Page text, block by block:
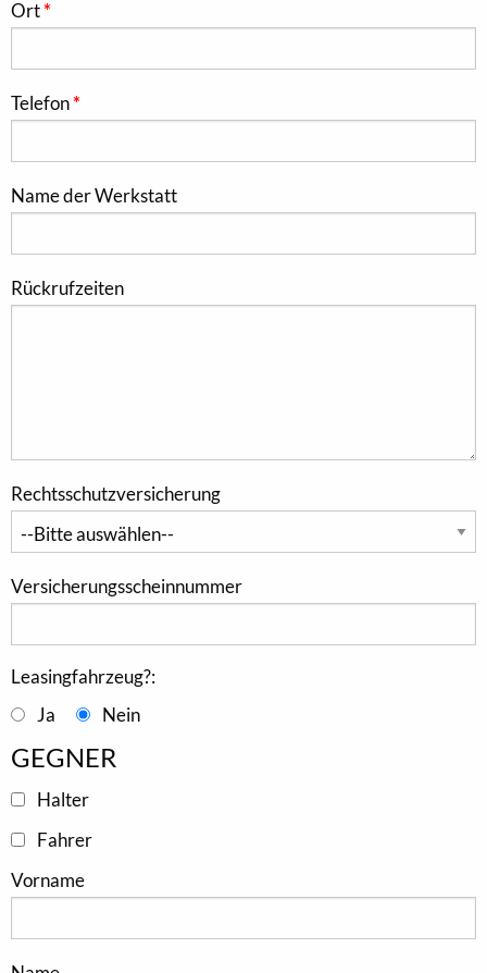
Ort
Telefon
Name der Werkstatt
Rückrufzeiten
Rechtsschutzversicherung
Versicherungsscheinnummer
Leasingfahrzeug?:
Ja
Nein
GEGNER
Halter
Fahrer
Vorname